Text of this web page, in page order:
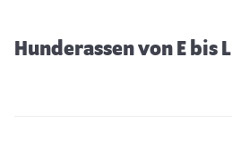
Hunderassen von E bis L